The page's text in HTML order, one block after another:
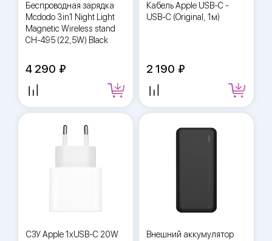
Беспроводная зарядка
Mcdodo 3in1 Night Light
Magnetic Wireless stand
CH-495 (22,5W) Black
4 290
Кабель Apple USB-C -
USB-C (Original, 1м)
2 190
СЗУ Apple 1xUSB-C 20W
Внешний аккумулятор